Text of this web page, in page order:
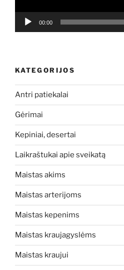
00:00
KATEGORIJOS
Antri patiekalai
Gėrimai
Kepiniai, desertai
Laikraštukai apie sveikatą
Maistas akims
Maistas arterijoms
Maistas kepenims
Maistas kraujagyslėms
Maistas kraujui